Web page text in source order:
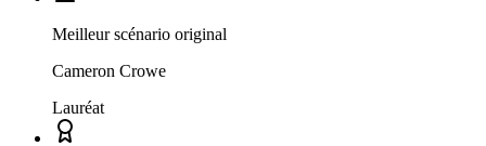
Meilleur scénario original
Cameron Crowe
Lauréat